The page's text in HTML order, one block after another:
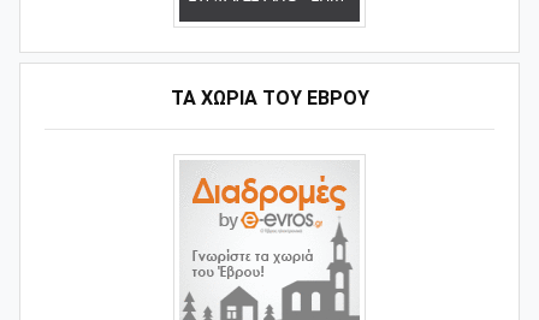
ΤΑ ΧΩΡΙΆ ΤΟΥ ΈΒΡΟΥ